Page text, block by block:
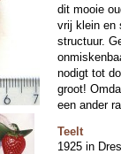
dit mooie
vrij klein en
structuur.
nodigt tot
groot!
een ander
Teelt
1925 in